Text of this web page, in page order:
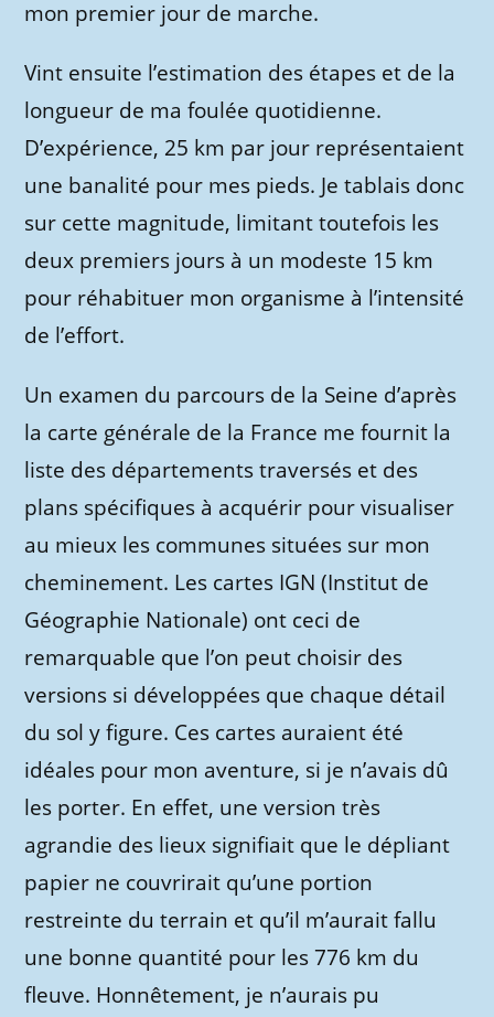
mon premier jour de marche.
Vint ensuite l’estimation des étapes et de la
longueur de ma foulée quotidienne.
D’expérience, 25 km par jour représentaient
une banalité pour mes pieds. Je tablais donc
sur cette magnitude, limitant toutefois les
deux premiers jours à un modeste 15 km
pour réhabituer mon organisme à l’intensité
de l’effort.
Un examen du parcours de la Seine d’après
la carte générale de la France me fournit la
liste des départements traversés et des
plans spécifiques à acquérir pour visualiser
au mieux les communes situées sur mon
cheminement. Les cartes IGN (Institut de
Géographie Nationale) ont ceci de
remarquable que l’on peut choisir des
versions si développées que chaque détail
du sol y figure. Ces cartes auraient été
idéales pour mon aventure, si je n’avais dû
les porter. En effet, une version très
agrandie des lieux signifiait que le dépliant
papier ne couvrirait qu’une portion
restreinte du terrain et qu’il m’aurait fallu
une bonne quantité pour les 776 km du
fleuve. Honnêtement, je n’aurais pu